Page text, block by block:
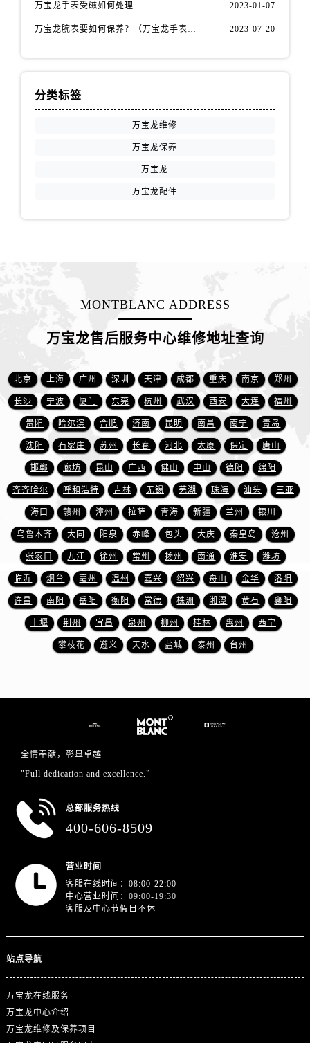
山西省晋城市城区黄华街万国售后服务中心（需提前预约）
安徽省阜阳市颍州区颍州北路万国售后服务中心（需提前预约）
安徽省淮北市相山区淮海路万国售后服务中心（需提前预约）
安徽省淮南市田家庵区国庆中路万国售后服务中心（需提前预约）
安徽省黄山市屯溪区黄山西路万国售后服务中心（需提前预约）
安徽省六安市金安区解放中路万国售后服务中心（需提前预约）
安徽省马鞍山市雨山区湖南西路万国售后服务中心（需提前预约）
安徽省宿州市埇桥区人民中路万国售后服务中心（需提前预约）
安徽省铜陵市铜官区石城大道万国售后服务中心（需提前预约）
安徽省芜湖市镜湖区中山路步行街万国售后服务中心（需提前预约）
安徽省宣城市宣州区叠嶂西路万国售后服务中心（需提前预约）
福建省龙岩市新罗区九一南路万国售后服务中心（需提前预约）
福建省南平市建阳区人民西路万国售后服务中心（需提前预约）
福建省宁德市蕉城区天湖东路万国售后服务中心（需提前预约）
万宝龙手表受磁如何处理 2023-01-07
万宝龙腕表要如何保养？（万宝龙手表保养方法！） 2023-07-20
分类标签
万宝龙维修
万宝龙保养
万宝龙
万宝龙配件
MONTBLANC ADDRESS
万宝龙售后服务中心维修地址查询
北京 上海 广州 深圳 天津 成都 重庆 南京 郑州
长沙 宁波 厦门 东莞 杭州 武汉 西安 大连 福州
贵阳 哈尔滨 合肥 济南 昆明 南昌 南宁 青岛
沈阳 石家庄 苏州 长春 河北 太原 保定 唐山
邯郸 廊坊 昆山 广西 佛山 中山 德阳 绵阳
齐齐哈尔 呼和浩特 吉林 无锡 芜湖 珠海 汕头 三亚
海口 赣州 漳州 拉萨 青海 新疆 兰州 银川
乌鲁木齐 大同 阳泉 赤峰 包头 大庆 秦皇岛 沧州
张家口 九江 徐州 常州 扬州 南通 淮安 潍坊
临沂 烟台 亳州 温州 嘉兴 绍兴 舟山 金华 洛阳
许昌 南阳 岳阳 衡阳 常德 株洲 湘潭 黄石 襄阳
十堰 荆州 宜昌 泉州 柳州 桂林 惠州 西宁
攀枝花 遵义 天水 盐城 泰州 台州
全情奉献，彰显卓越
"Full dedication and excellence.”
总部服务热线
400-606-8509
营业时间
客服在线时间：08:00-22:00
中心营业时间：09:00-19:30
客服及中心节假日不休
站点导航
万宝龙在线服务
万宝龙中心介绍
万宝龙维修及保养项目